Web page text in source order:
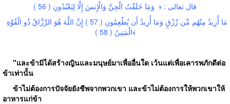
قال تعالى : ﴿ وَمَا خَلَقْتُ الْجِنَّ وَالْإِنسَ إِلَّا لِيَعْبُدُونِ ( 56 )
مَا أُرِيدُ مِنْهُم مِّن رِّزْقٍ وَمَا أُرِيدُ أَن يُطْعِمُونِ ( 57 ) إِنَّ اللَّهَ هُوَ الرَّزَّاقُ ذُو الْقُوَّةِ
الْمَتِينُ ( 58 )﴾
"และข้ามิได้สร้างญินและมนุษย์มาเพื่ออื่นใด เว้นแต่เพื่อเคารพภักดีต่อ
ข้าเท่านั้น
ข้าไม่ต้องการปัจจัยยังชีพจากพวกเขา และข้าไม่ต้องการให้พวกเขาให้
อาหารแก่ข้า